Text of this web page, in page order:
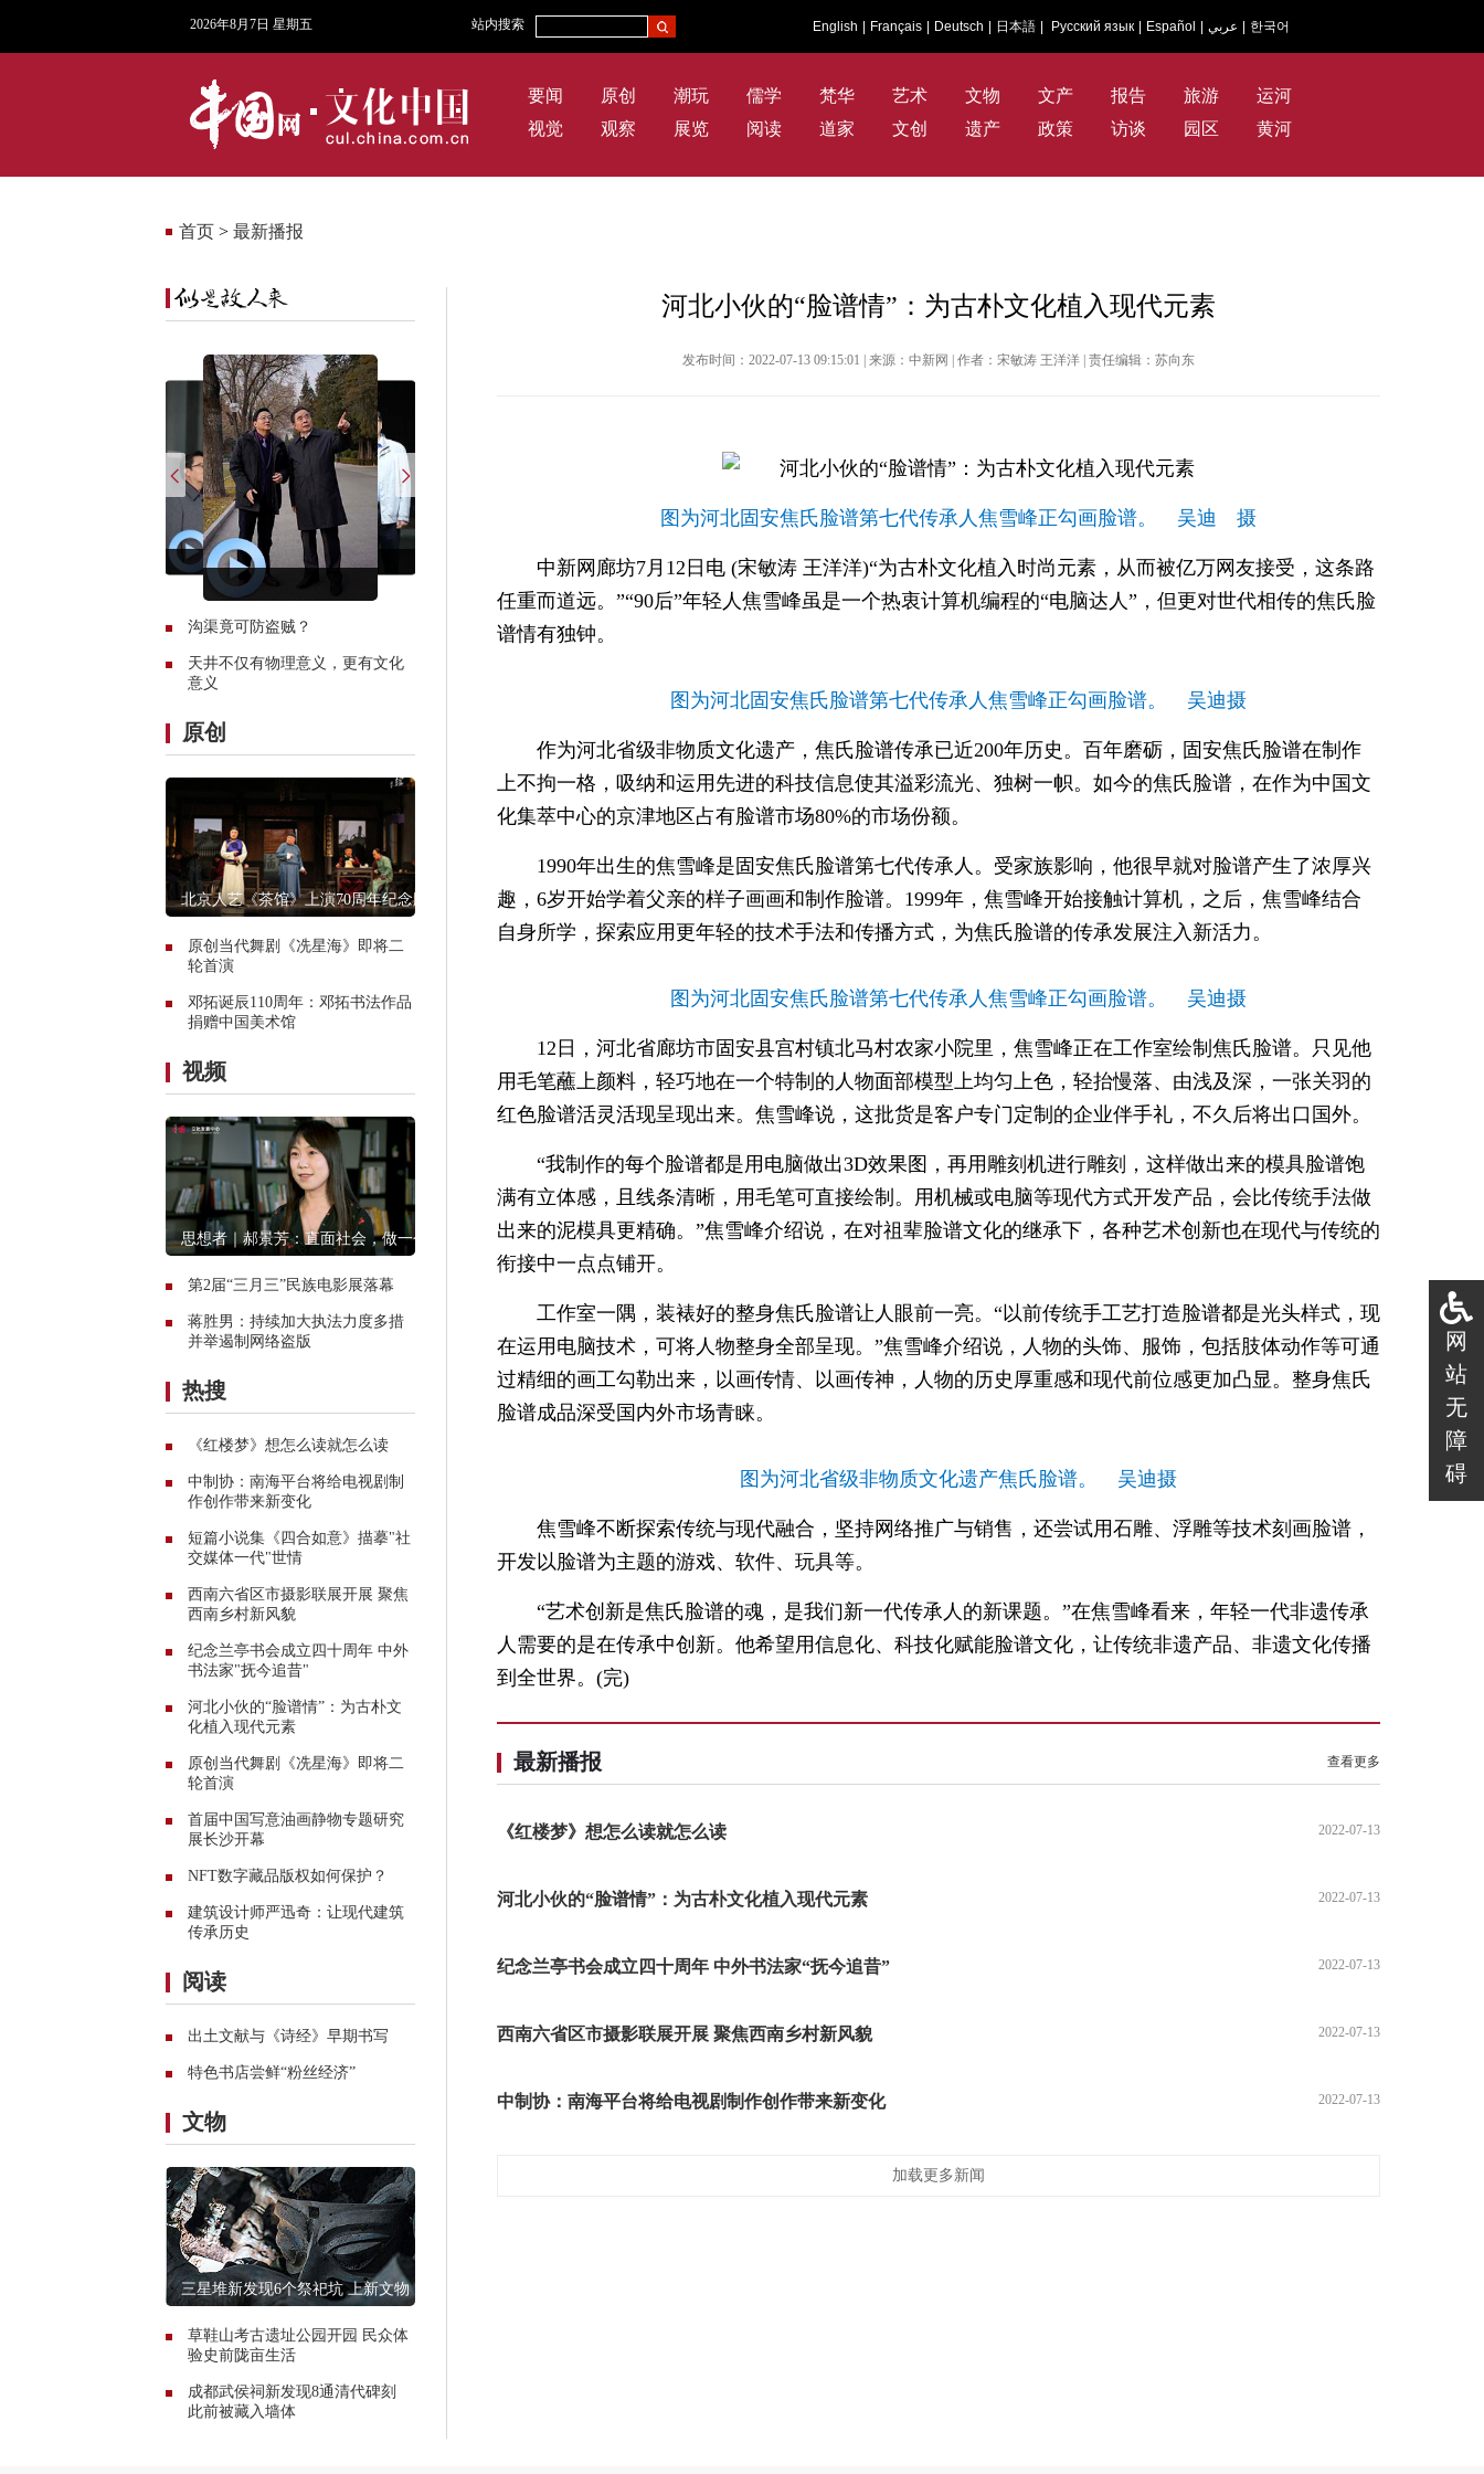
网
站
无
障
碍
2026年8月7日 星期五 站内搜索 English Français Deutsch 日本語 Русский язык Español عربي 한국어
要闻 原创 潮玩 儒学 梵华 艺术 文物 文产 报告 旅游
运河
视觉
观察 展览 阅读 道家 文创 遗产 政策 访谈 园区 黄河
首页 > 最新播报
沟渠竟可防盗贼？
天井不仅有物理意义，更有文化
意义
原创
北京人艺《茶馆》上演70周年纪念版
原创当代舞剧《冼星海》即将二
轮首演
邓拓诞辰110周年：邓拓书法作品
捐赠中国美术馆
视频
思想者｜郝景芳：直面社会，做一个
第2届“三月三”民族电影展落幕
蒋胜男：持续加大执法力度多措
并举遏制网络盗版
热搜
《红楼梦》想怎么读就怎么读
中制协：南海平台将给电视剧制
作创作带来新变化
短篇小说集《四合如意》描摹"社
交媒体一代"世情
西南六省区市摄影联展开展 聚焦
西南乡村新风貌
纪念兰亭书会成立四十周年 中外
书法家"抚今追昔"
河北小伙的“脸谱情”：为古朴文
化植入现代元素
原创当代舞剧《冼星海》即将二
轮首演
首届中国写意油画静物专题研究
展长沙开幕
NFT数字藏品版权如何保护？
建筑设计师严迅奇：让现代建筑
传承历史
阅读
出土文献与《诗经》早期书写
特色书店尝鲜“粉丝经济”
文物
三星堆新发现6个祭祀坑 上新文物
草鞋山考古遗址公园开园 民众体
验史前陇亩生活
成都武侯祠新发现8通清代碑刻
此前被藏入墙体
河北小伙的“脸谱情”：为古朴文化植入现代元素
发布时间：2022-07-13 09:15:01 | 来源：中新网 | 作者：宋敏涛 王洋洋 | 责任编辑：苏向东
图为河北固安焦氏脸谱第七代传承人焦雪峰正勾画脸谱。 吴迪 摄
中新网廊坊7月12日电 (宋敏涛 王洋洋)“为古朴文化植入时尚元素，从而被亿万网友接受，这条路
任重而道远。”“90后”年轻人焦雪峰虽是一个热衷计算机编程的“电脑达人”，但更对世代相传的焦氏脸
谱情有独钟。
图为河北固安焦氏脸谱第七代传承人焦雪峰正勾画脸谱。 吴迪摄
作为河北省级非物质文化遗产，焦氏脸谱传承已近200年历史。百年磨砺，固安焦氏脸谱在制作
上不拘一格，吸纳和运用先进的科技信息使其溢彩流光、独树一帜。如今的焦氏脸谱，在作为中国文
化集萃中心的京津地区占有脸谱市场80%的市场份额。
1990年出生的焦雪峰是固安焦氏脸谱第七代传承人。受家族影响，他很早就对脸谱产生了浓厚兴
趣，6岁开始学着父亲的样子画画和制作脸谱。1999年，焦雪峰开始接触计算机，之后，焦雪峰结合
自身所学，探索应用更年轻的技术手法和传播方式，为焦氏脸谱的传承发展注入新活力。
图为河北固安焦氏脸谱第七代传承人焦雪峰正勾画脸谱。 吴迪摄
12日，河北省廊坊市固安县宫村镇北马村农家小院里，焦雪峰正在工作室绘制焦氏脸谱。只见他
用毛笔蘸上颜料，轻巧地在一个特制的人物面部模型上均匀上色，轻抬慢落、由浅及深，一张关羽的
红色脸谱活灵活现呈现出来。焦雪峰说，这批货是客户专门定制的企业伴手礼，不久后将出口国外。
“我制作的每个脸谱都是用电脑做出3D效果图，再用雕刻机进行雕刻，这样做出来的模具脸谱饱
满有立体感，且线条清晰，用毛笔可直接绘制。用机械或电脑等现代方式开发产品，会比传统手法做
出来的泥模具更精确。”焦雪峰介绍说，在对祖辈脸谱文化的继承下，各种艺术创新也在现代与传统的
衔接中一点点铺开。
工作室一隅，装裱好的整身焦氏脸谱让人眼前一亮。“以前传统手工艺打造脸谱都是光头样式，现
在运用电脑技术，可将人物整身全部呈现。”焦雪峰介绍说，人物的头饰、服饰，包括肢体动作等可通
过精细的画工勾勒出来，以画传情、以画传神，人物的历史厚重感和现代前位感更加凸显。整身焦氏
脸谱成品深受国内外市场青睐。
图为河北省级非物质文化遗产焦氏脸谱。 吴迪摄
焦雪峰不断探索传统与现代融合，坚持网络推广与销售，还尝试用石雕、浮雕等技术刻画脸谱，
开发以脸谱为主题的游戏、软件、玩具等。
“艺术创新是焦氏脸谱的魂，是我们新一代传承人的新课题。”在焦雪峰看来，年轻一代非遗传承
人需要的是在传承中创新。他希望用信息化、科技化赋能脸谱文化，让传统非遗产品、非遗文化传播
到全世界。(完)
最新播报 查看更多
《红楼梦》想怎么读就怎么读 2022-07-13
河北小伙的“脸谱情”：为古朴文化植入现代元素 2022-07-13
纪念兰亭书会成立四十周年 中外书法家“抚今追昔” 2022-07-13
西南六省区市摄影联展开展 聚焦西南乡村新风貌 2022-07-13
中制协：南海平台将给电视剧制作创作带来新变化 2022-07-13
加载更多新闻